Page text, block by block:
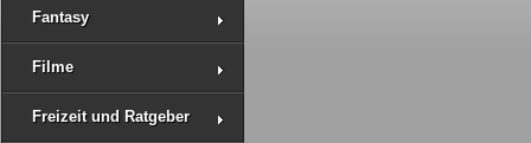
Fantasy
Filme
Freizeit und Ratgeber